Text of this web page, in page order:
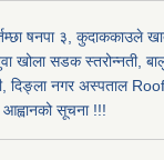
षनपा ३, कुदाककाउले
खोला सडक स्तरोन्नती,
दिङ्ला नगर अस्पताल Roof
सूचना !!!